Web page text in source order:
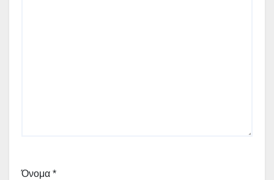
Όνομα *